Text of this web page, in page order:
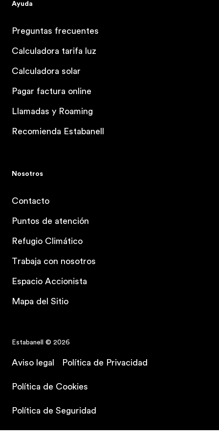
Ayuda
Preguntas frecuentes
Calculadora tarifa luz
Calculadora solar
Pagar factura online
Llamadas y Roaming
Recomienda Estabanell
Nosotros
Contacto
Puntos de atención
Refugio Climático
Trabaja con nosotros
Espacio Accionista
Mapa del Sitio
Estabanell © 2026
Aviso legal Política de Privacidad
Política de Cookies
Política de Seguridad